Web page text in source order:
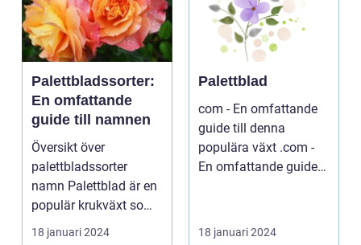
Palettbladssorter:
En omfattande
guide till namnen
Översikt över
palettbladssorter
namn Palettblad är en
populär krukväxt som
blivit allt mer eftertra...
18 januari 2024
Palettblad
com - En omfattande
guide till denna
populära växt .com -
En omfattande guide
18 januari 2024